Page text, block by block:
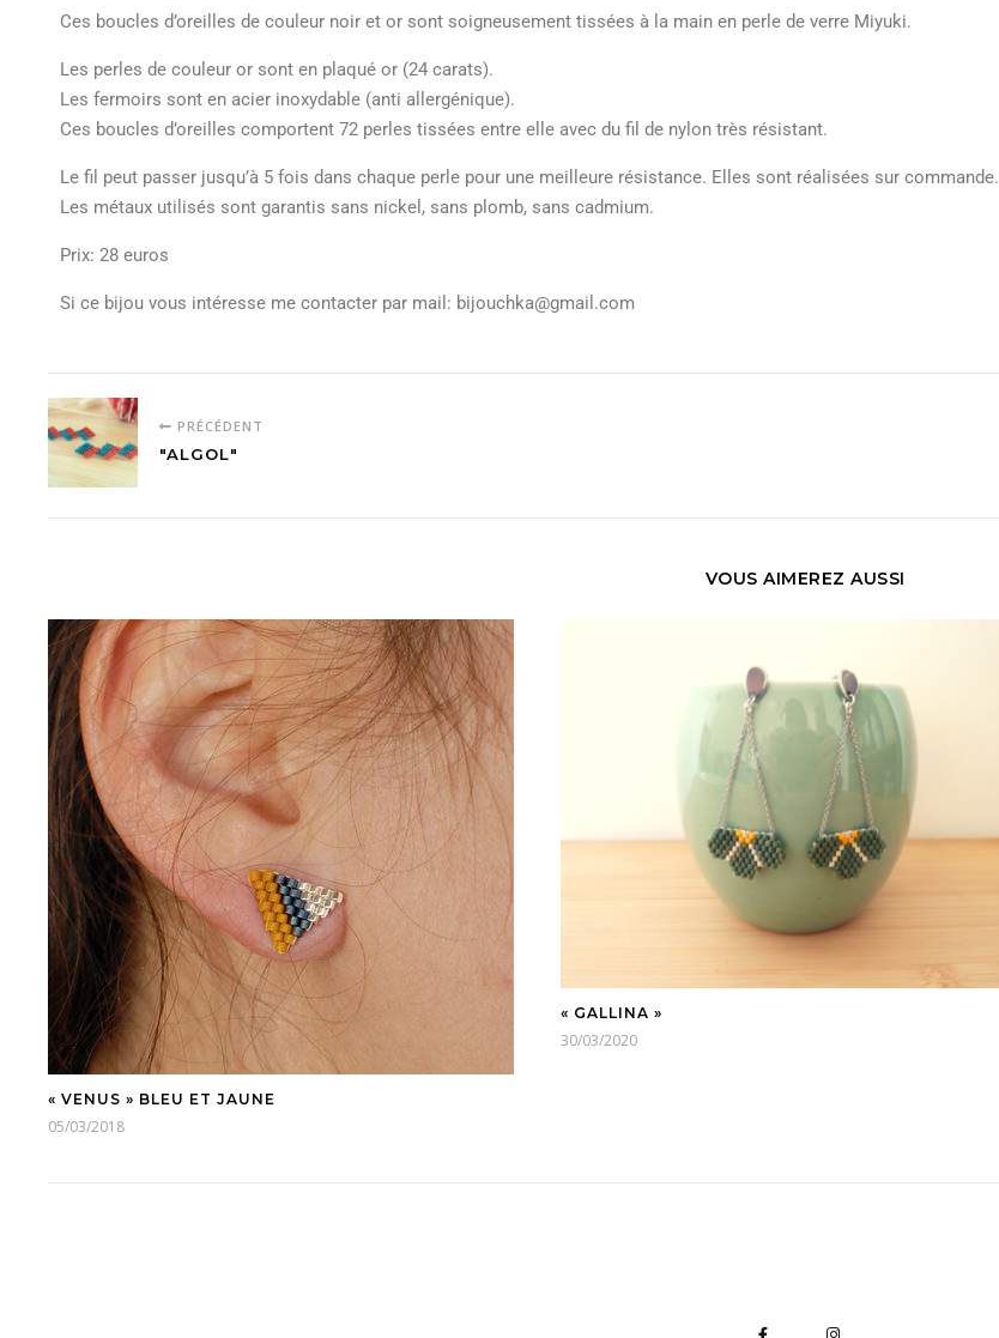
Ces boucles d’oreilles de couleur noir et or sont soigneusement tissées à la main en perle de verre Miyuki.
Les perles de couleur or sont en plaqué or (24 carats).
Les fermoirs sont en acier inoxydable (anti allergénique).
Ces boucles d’oreilles comportent 72 perles tissées entre elle avec du fil de nylon très résistant.
Le fil peut passer jusqu’à 5 fois dans chaque perle pour une meilleure résistance. Elles sont réalisées sur commande.
Les métaux utilisés sont garantis sans nickel, sans plomb, sans cadmium.
Prix: 28 euros
Si ce bijou vous intéresse me contacter par mail: bijouchka@gmail.com
PRÉCÉDENT
"ALGOL"
VOUS AIMEREZ AUSSI
« VENUS » BLEU ET JAUNE
05/03/2018
« GALLINA »
30/03/2020